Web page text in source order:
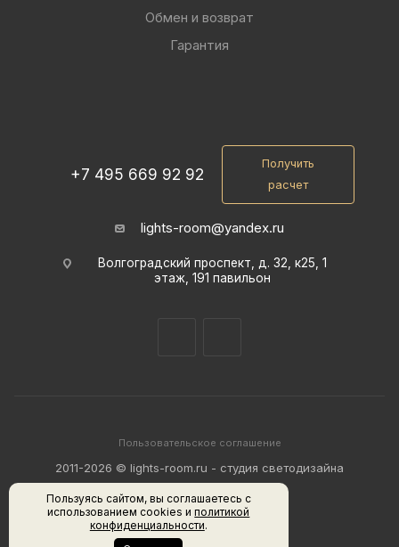
Обмен и возврат
Гарантия
+7 495 669 92 92
Получить
расчет
lights-room@yandex.ru
Волгоградский проспект, д. 32, к25, 1
этаж, 191 павильон
Пользовательское соглашение
2011-2026 © lights-room.ru - студия светодизайна
Пользуясь сайтом, вы соглашаетесь с
использованием cookies иполитикой
конфиденциальности.